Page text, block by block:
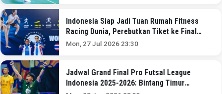
Indonesia Siap Jadi Tuan Rumah Fitness
Racing Dunia, Perebutkan Tiket ke Final
Internasional di Thailand
Mon, 27 Jul 2026 23:30
Jadwal Grand Final Pro Futsal League
Indonesia 2025-2026: Bintang Timur